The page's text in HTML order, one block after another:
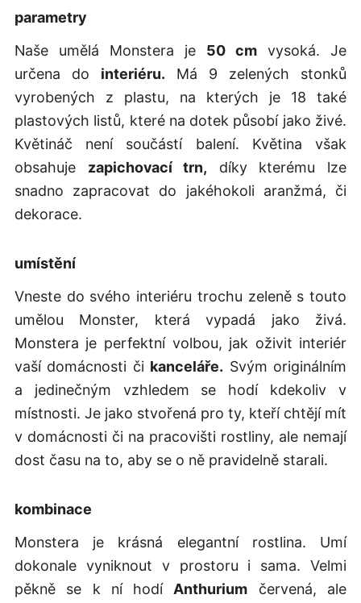
parametry
Naše umělá Monstera je 50 cm vysoká. Je
určena do interiéru. Má 9 zelených stonků
vyrobených z plastu, na kterých je 18 také
plastových listů, které na dotek působí jako živé.
Květináč není součástí balení. Květina však
obsahuje zapichovací trn, díky kterému lze
snadno zapracovat do jakéhokoli aranžmá, či
dekorace.
umístění
Vneste do svého interiéru trochu zeleně s touto
umělou Monster, která vypadá jako živá.
Monstera je perfektní volbou, jak oživit interiér
vaší domácnosti či kanceláře. Svým originálním
a jedinečným vzhledem se hodí kdekoliv v
místnosti. Je jako stvořená pro ty, kteří chtějí mít
v domácnosti či na pracovišti rostliny, ale nemají
dost času na to, aby se o ně pravidelně starali.
kombinace
Monstera je krásná elegantní rostlina. Umí
dokonale vyniknout v prostoru i sama. Velmi
pěkně se k ní hodí Anthurium červená, ale